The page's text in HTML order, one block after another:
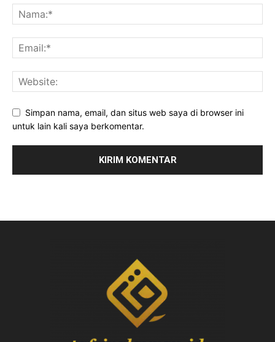
Simpan nama, email, dan situs web saya di browser ini
untuk lain kali saya berkomentar.